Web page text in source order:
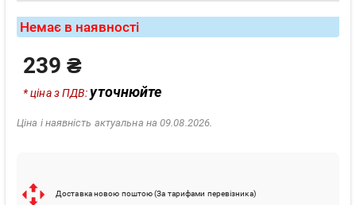
Немає в наявності
239 ₴
* ціна з ПДВ:уточнюйте
Ціна і наявність актуальна на 09.08.2026.
Доставка новою поштою (За тарифами перевізника)